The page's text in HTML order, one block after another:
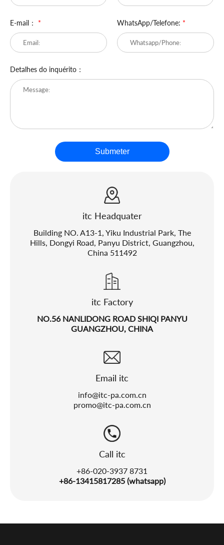
E-mail： * WhatsApp/Telefone: *
Detalhes do inquérito：
Submeter
itc Headquater
Building NO. A13-1, Yiku Industrial Park, The
Hills, Dongyi Road, Panyu District, Guangzhou,
China 511492
itc Factory
NO.56 NANLIDONG ROAD SHIQI PANYU
GUANGZHOU, CHINA
Email itc
info@itc-pa.com.cn
promo@itc-pa.com.cn
Call itc
+86-020-3937 8731
+86-13415817285 (whatsapp)